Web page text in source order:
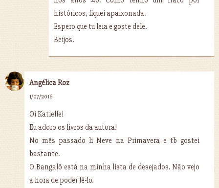
históricos, fiquei apaixonada.
Espero que tu leia e goste dele.
Beijos.
Angélica Roz
1/07/2016
Oi Katielle!
Eu adoro os livros da autora!
No mês passado li Neve na Primavera e tb gostei
bastante.
O Bangalô está na minha lista de desejados. Não vejo
a hora de poder lê-lo.